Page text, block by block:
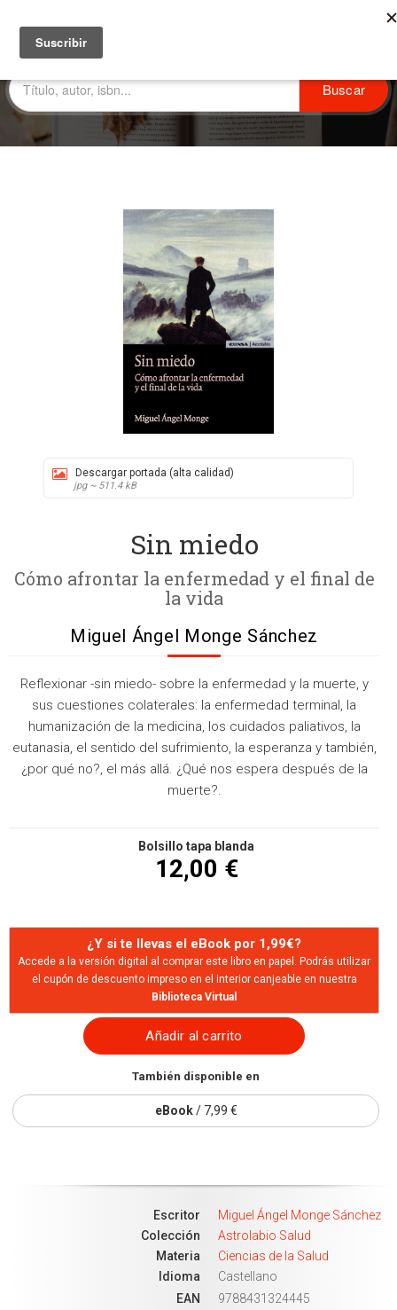
Descargar portada (alta calidad)
jpg ~ 511.4 kB
Sin miedo
Cómo afrontar la enfermedad y el final de
la vida
Miguel Ángel Monge Sánchez
Reflexionar -sin miedo- sobre la enfermedad y la muerte, y
sus cuestiones colaterales: la enfermedad terminal, la
humanización de la medicina, los cuidados paliativos, la
eutanasia, el sentido del sufrimiento, la esperanza y también,
¿por qué no?, el más allá. ¿Qué nos espera después de la
muerte?.
Bolsillo tapa blanda
12,00 €
¿Y si te llevas el eBook por 1,99€?
Accede a la versión digital al comprar este libro en papel. Podrás utilizar
el cupón de descuento impreso en el interior canjeable en nuestra
Biblioteca Virtual
Añadir al carrito
También disponible en
eBook/ 7,99 €
Escritor
Miguel Ángel Monge Sánchez
Colección
Astrolabio Salud
Materia
Ciencias de la Salud
Idioma
Castellano
EAN
9788431324445